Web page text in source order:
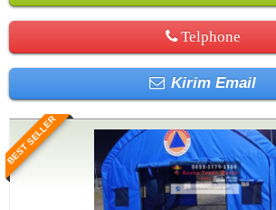
Telphone
Kirim Email
BEST SELLER